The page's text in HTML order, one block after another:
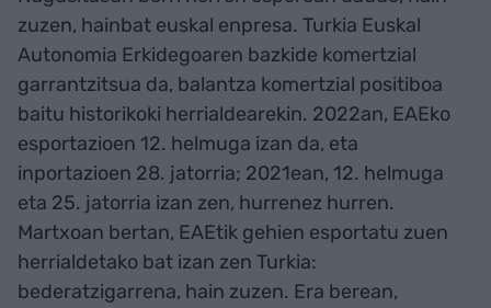
zuzen, hainbat euskal enpresa. Turkia Euskal
Autonomia Erkidegoaren bazkide komertzial
garrantzitsua da, balantza komertzial positiboa
baitu historikoki herrialdearekin. 2022an, EAEko
esportazioen 12. helmuga izan da, eta
inportazioen 28. jatorria; 2021ean, 12. helmuga
eta 25. jatorria izan zen, hurrenez hurren.
Martxoan bertan, EAEtik gehien esportatu zuen
herrialdetako bat izan zen Turkia:
bederatzigarrena, hain zuzen. Era berean,